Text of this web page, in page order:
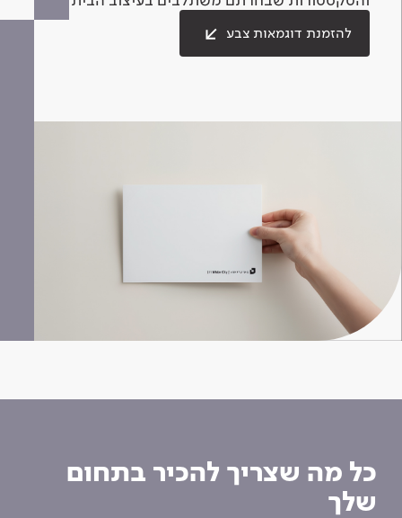
להזמנת דוגמאות צבע
כל מה שצריך להכיר בתחום
שלך